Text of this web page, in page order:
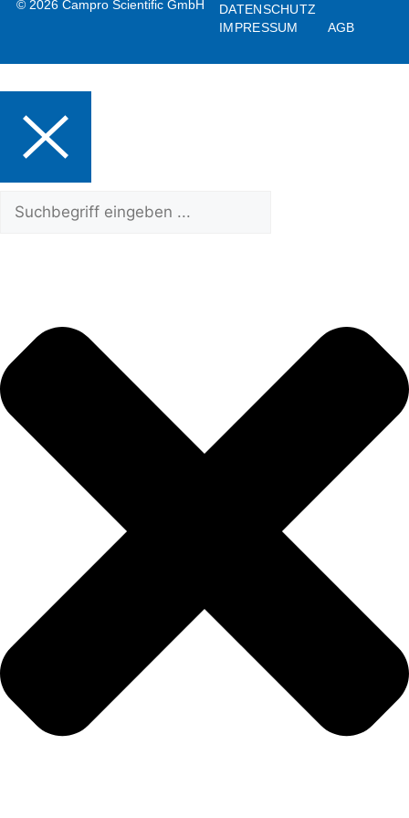
DATENSCHUTZ
IMPRESSUM
AGB
© 2026 Campro Scientific GmbH